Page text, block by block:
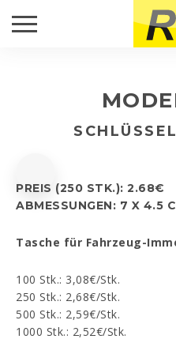
RH
PREIS (250 STK.): 2.68€
ABMESSUNGEN: 7 X 4.5
Tasche für Fahrzeug-
100 Stk.: 3,08€/Stk.
250 Stk.: 2,68€/Stk.
500 Stk.: 2,59€/Stk.
1000 Stk.: 2,52€/Stk.
Kommentar*